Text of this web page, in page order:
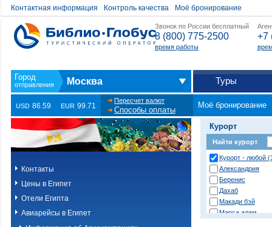
Контактная информация Контроль качества Моё бронирование
Звонок по России бесплатный
8 (800) 775-2500
время работы
+7
Москва Туры
USD 86.59 EUR 99.71
Пересчет валют
Способы оплаты
Моё бронирование
Контакты
Цены в Египет
Отели Египта
Авиарейсы в Египет
Курорт
Найти курорт
Курорт - любой
Александрия
Беренис
Дахаб
Макади бэй
Марса алам